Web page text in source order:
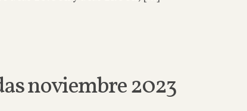
noviembre 2023